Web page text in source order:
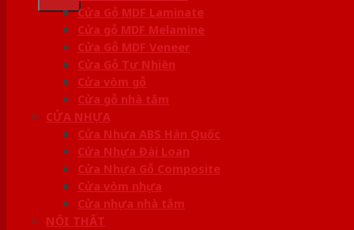
Cửa Gỗ MDF Laminate
Cửa gỗ MDF Melamine
Cửa Gỗ MDF Veneer
Cửa Gỗ Tự Nhiên
Cửa vòm gỗ
Cửa gỗ nhà tắm
CỬA NHỰA
Cửa Nhựa ABS Hàn Quốc
Cửa Nhựa Đài Loan
Cửa Nhựa Gỗ Composite
Cửa vòm nhựa
Cửa nhựa nhà tắm
NỘI THẤT